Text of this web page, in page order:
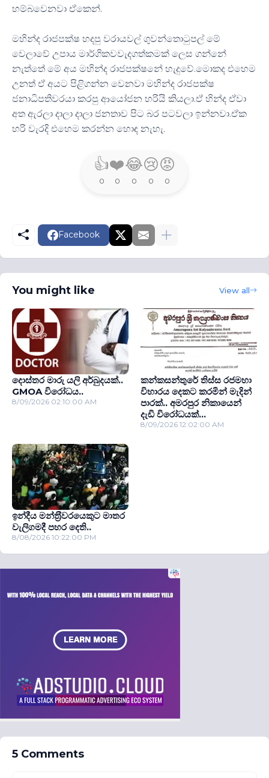
හම්බවෙනවා ඒකෙන්.
මහින්ද රාජපක්ෂ හදපු වරායවල් ගුවන්තොටුපල් මේ
වෙලාවේ උපාය මාර්ගිකවවැදගත්කමක් ලෙස ගන්නේ
නැත්තේ මේ අය මහින්ද රාජපක්ෂනේ හැදුවේ.මොකද එහෙම
උනත් ඒ අයට පිළිගන්න වෙනවා මහින්ද රාජපක්ෂ
ජනාධිපතිවරයා කරපු ආයෝජන හරියි කියලා.ඒ හින්ද ඒවා
අත ඇරලා දාලා දාලා ජනතාව පිට බර පටවලා ඉන්නවා.ඒක
හරි වැරදි එහෙම කරන්න හොඳ නැහැ.
👍
0
❤️
0
😂
0
😢
0
😡
0
Facebook
You might like View all
දොස්තර මාරු යලි අර්බුදයක්..
GMOA විරෝධය..
8/09/2026 02:10:00 AM
කන්කසන්තුරේ තිස්ස රජමහා
විහාරය දෙකට කරමින් මැදින්
පාරක්.. අමරපුර නිකායෙන්
දැඩි විරෝධයක්...
8/09/2026 12:02:00 AM
ඉන්දීය මන්ත‍්‍රීවරයෙකුට මාතර
වැලිගමදී පහර දෙති..
8/08/2026 10:22:00 PM
5 Comments